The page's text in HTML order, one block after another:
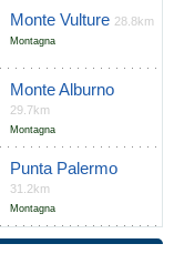
Monte Vulture 28.8km
Montagna
Monte Alburno
29.7km
Montagna
Punta Palermo
31.2km
Montagna